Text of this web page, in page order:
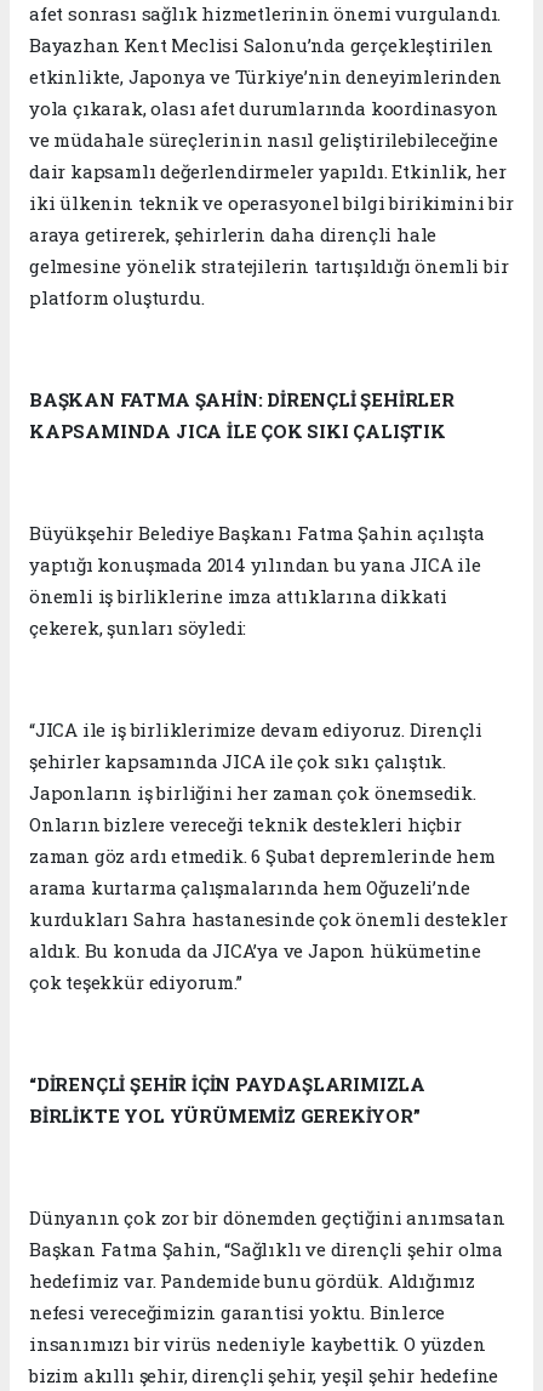
afet sonrası sağlık hizmetlerinin önemi vurgulandı.
Bayazhan Kent Meclisi Salonu’nda gerçekleştirilen
etkinlikte, Japonya ve Türkiye’nin deneyimlerinden
yola çıkarak, olası afet durumlarında koordinasyon
ve müdahale süreçlerinin nasıl geliştirilebileceğine
dair kapsamlı değerlendirmeler yapıldı. Etkinlik, her
iki ülkenin teknik ve operasyonel bilgi birikimini bir
araya getirerek, şehirlerin daha dirençli hale
gelmesine yönelik stratejilerin tartışıldığı önemli bir
platform oluşturdu.
BAŞKAN FATMA ŞAHİN: DİRENÇLİ ŞEHİRLER
KAPSAMINDA JICA İLE ÇOK SIKI ÇALIŞTIK
Büyükşehir Belediye Başkanı Fatma Şahin açılışta
yaptığı konuşmada 2014 yılından bu yana JICA ile
önemli iş birliklerine imza attıklarına dikkati
çekerek, şunları söyledi:
“JICA ile iş birliklerimize devam ediyoruz. Dirençli
şehirler kapsamında JICA ile çok sıkı çalıştık.
Japonların iş birliğini her zaman çok önemsedik.
Onların bizlere vereceği teknik destekleri hiçbir
zaman göz ardı etmedik. 6 Şubat depremlerinde hem
arama kurtarma çalışmalarında hem Oğuzeli’nde
kurdukları Sahra hastanesinde çok önemli destekler
aldık. Bu konuda da JICA’ya ve Japon hükümetine
çok teşekkür ediyorum.”
“DİRENÇLİ ŞEHİR İÇİN PAYDAŞLARIMIZLA
BİRLİKTE YOL YÜRÜMEMİZ GEREKİYOR”
Dünyanın çok zor bir dönemden geçtiğini anımsatan
Başkan Fatma Şahin, “Sağlıklı ve dirençli şehir olma
hedefimiz var. Pandemide bunu gördük. Aldığımız
nefesi vereceğimizin garantisi yoktu. Binlerce
insanımızı bir virüs nedeniyle kaybettik. O yüzden
bizim akıllı şehir, dirençli şehir, yeşil şehir hedefine